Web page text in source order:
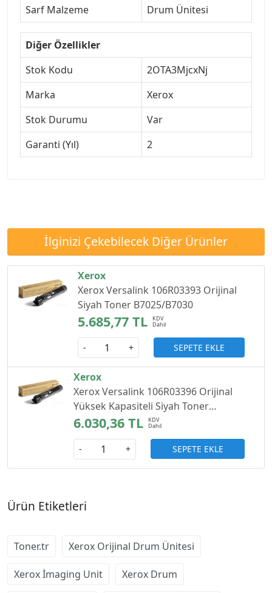
Sarf Malzeme
Drum Ünitesi
Diğer Özellikler
Stok Kodu
2OTA3MjcxNj
Marka
Xerox
Stok Durumu
Var
Garanti (Yıl)
2
İlginizi Çekebilecek Diğer Ürünler
Xerox
Xerox Versalink 106R03393 Orijinal
Siyah Toner B7025/B7030
5.685,77 TL
- + SEPETE EKLE
Xerox
Xerox Versalink 106R03396 Orijinal
Yüksek Kapasiteli Siyah Toner
B7025/B7030
6.030,36 TL
- + SEPETE EKLE
Ürün Etiketleri
Toner.tr Xerox Orijinal Drum Ünitesi
Xerox İmaging Unit Xerox Drum